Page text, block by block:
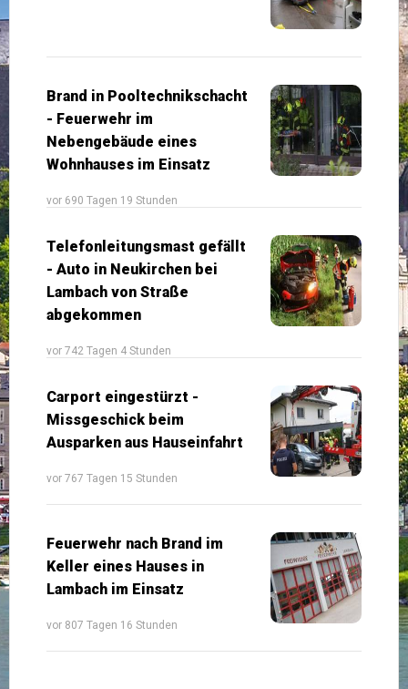
Brand in Pooltechnikschacht
- Feuerwehr im
Nebengebäude eines
Wohnhauses im Einsatz
vor 690 Tagen 19 Stunden
Telefonleitungsmast gefällt
- Auto in Neukirchen bei
Lambach von Straße
abgekommen
vor 742 Tagen 4 Stunden
Carport eingestürzt -
Missgeschick beim
Ausparken aus Hauseinfahrt
vor 767 Tagen 15 Stunden
Feuerwehr nach Brand im
Keller eines Hauses in
Lambach im Einsatz
vor 807 Tagen 16 Stunden